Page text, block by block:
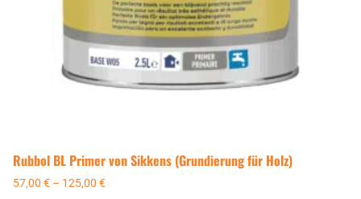
Rubbol BL Primer von Sikkens (Grundierung für Holz)
57,00 € – 125,00 €